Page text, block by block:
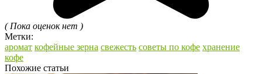
( Пока оценок нет )
Метки:
аромат кофейные зерна свежесть советы по кофе хранение
кофе
Похожие статьи